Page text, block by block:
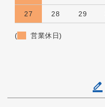
27 28 29
( 営業休日)